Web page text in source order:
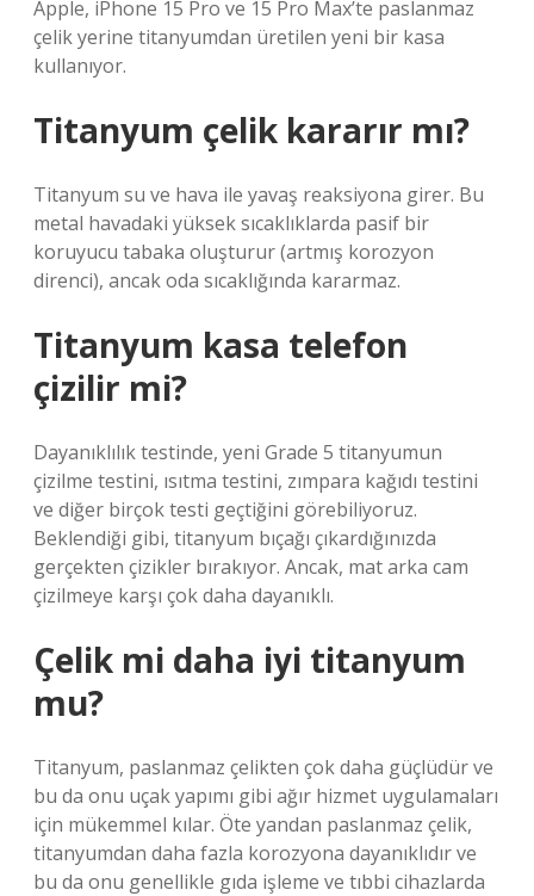
Apple, iPhone 15 Pro ve 15 Pro Max’te paslanmaz
çelik yerine titanyumdan üretilen yeni bir kasa
kullanıyor.
Titanyum çelik kararır mı?
Titanyum su ve hava ile yavaş reaksiyona girer. Bu
metal havadaki yüksek sıcaklıklarda pasif bir
koruyucu tabaka oluşturur (artmış korozyon
direnci), ancak oda sıcaklığında kararmaz.
Titanyum kasa telefon
çizilir mi?
Dayanıklılık testinde, yeni Grade 5 titanyumun
çizilme testini, ısıtma testini, zımpara kağıdı testini
ve diğer birçok testi geçtiğini görebiliyoruz.
Beklendiği gibi, titanyum bıçağı çıkardığınızda
gerçekten çizikler bırakıyor. Ancak, mat arka cam
çizilmeye karşı çok daha dayanıklı.
Çelik mi daha iyi titanyum
mu?
Titanyum, paslanmaz çelikten çok daha güçlüdür ve
bu da onu uçak yapımı gibi ağır hizmet uygulamaları
için mükemmel kılar. Öte yandan paslanmaz çelik,
titanyumdan daha fazla korozyona dayanıklıdır ve
bu da onu genellikle gıda işleme ve tıbbi cihazlarda